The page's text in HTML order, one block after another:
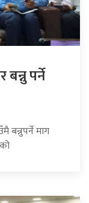
पर्ने
बन्नुपर्ने माग